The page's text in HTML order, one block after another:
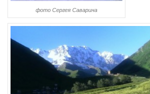
фото Сергея Саварина